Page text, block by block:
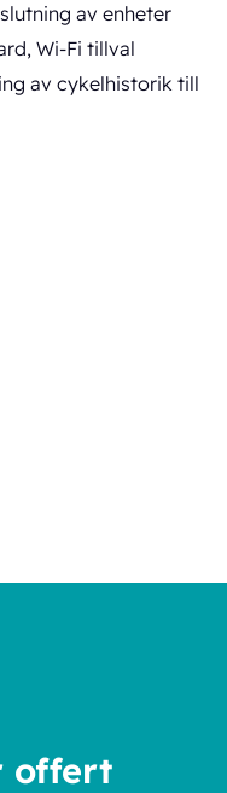
av enheter
Wi-Fi tillval
av cykelhistorik till
offert